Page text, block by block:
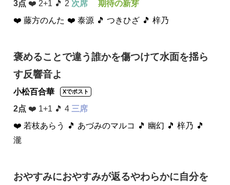
3点 ❤️ 2+1 🎵 2 次席
期待の新芽
❤️ 藤方のんた ❤️ 泰源 🎵 つきひざ 🎵 梓乃
褒めることで違う誰かを傷つけて水面を揺ら
す反響音よ
小松百合華 Xでポスト
2点 ❤️ 1+1 🎵 4 三席
❤️ 若枝あらう
🎵 あづみのマルコ 🎵 幽幻 🎵 梓乃 🎵
瀧
おやすみにおやすみが返るやわらかに自分を